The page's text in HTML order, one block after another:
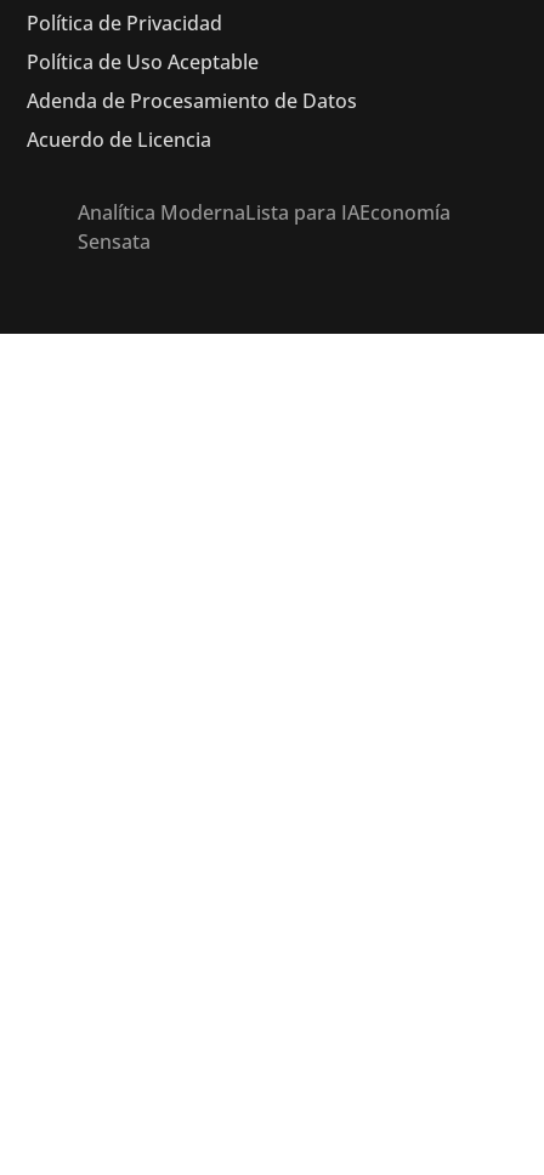
Política de Privacidad
Política de Uso Aceptable
Adenda de Procesamiento de Datos
Acuerdo de Licencia
Analítica ModernaLista para IAEconomía
Sensata